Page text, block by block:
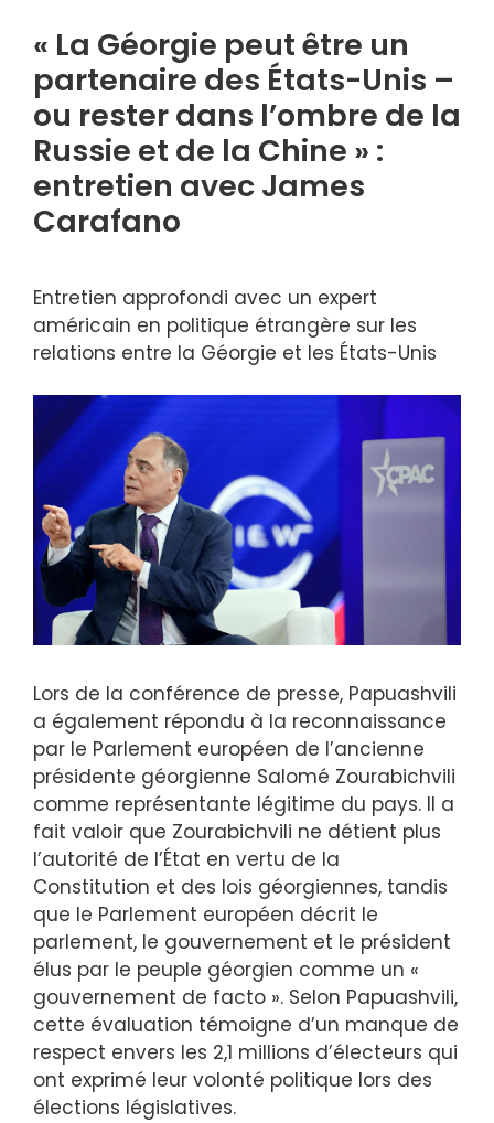
« La Géorgie peut être un
partenaire des États-Unis –
ou rester dans l’ombre de la
Russie et de la Chine » :
entretien avec James
Carafano
Entretien approfondi avec un expert
américain en politique étrangère sur les
relations entre la Géorgie et les États-Unis
Lors de la conférence de presse, Papuashvili
a également répondu à la reconnaissance
par le Parlement européen de l’ancienne
présidente géorgienne Salomé Zourabichvili
comme représentante légitime du pays. Il a
fait valoir que Zourabichvili ne détient plus
l’autorité de l’État en vertu de la
Constitution et des lois géorgiennes, tandis
que le Parlement européen décrit le
parlement, le gouvernement et le président
élus par le peuple géorgien comme un «
gouvernement de facto ». Selon Papuashvili,
cette évaluation témoigne d’un manque de
respect envers les 2,1 millions d’électeurs qui
ont exprimé leur volonté politique lors des
élections législatives.